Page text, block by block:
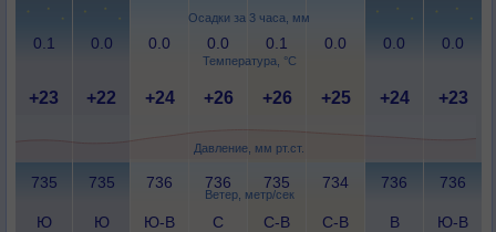
Осадки за 3 часа, мм
Температура, °C
Давление, мм рт.ст.
Ветер, метр/сек
0.1 0.0 0.0 0.0 0.1 0.0 0.0 0.0
+23 +22 +24 +26 +26 +25 +24 +23
735 735 736 736 735 734 736 736
Ю
Ю
Ю-В
С
С-В
С-В
В
Ю-В